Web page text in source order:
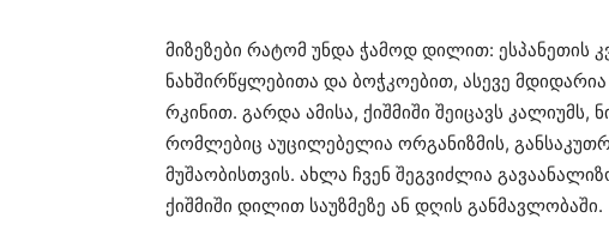
მიზეზები რატომ უნდა ჭამოდ დილით: ესპანეთის
ნახშირწყლებითა და ბოჭკოებით, ასევე
რკინით. გარდა ამისა, ქიშმიში შეიცავს კალიუმს,
რომლებიც აუცილებელია ორგანიზმის,
მუშაობისთვის. ახლა ჩვენ შეგვიძლია
ქიშმიში დილით საუზმეზე ან დღის განმავლობაში.